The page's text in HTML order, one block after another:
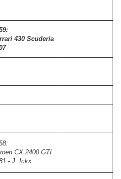
430 Scuderia
CX 2400 GTI
- J. Ickx